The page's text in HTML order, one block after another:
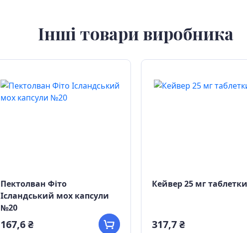
Інші товари виробника
Пектолван Фіто
Ісландський мох капсули
№20
167,6 ₴
Кейвер 25 мг
317,7 ₴